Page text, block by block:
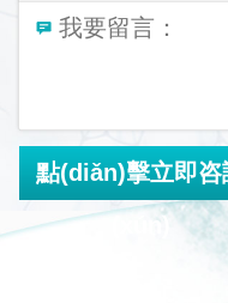
點(diǎn)擊立即咨
(xún)